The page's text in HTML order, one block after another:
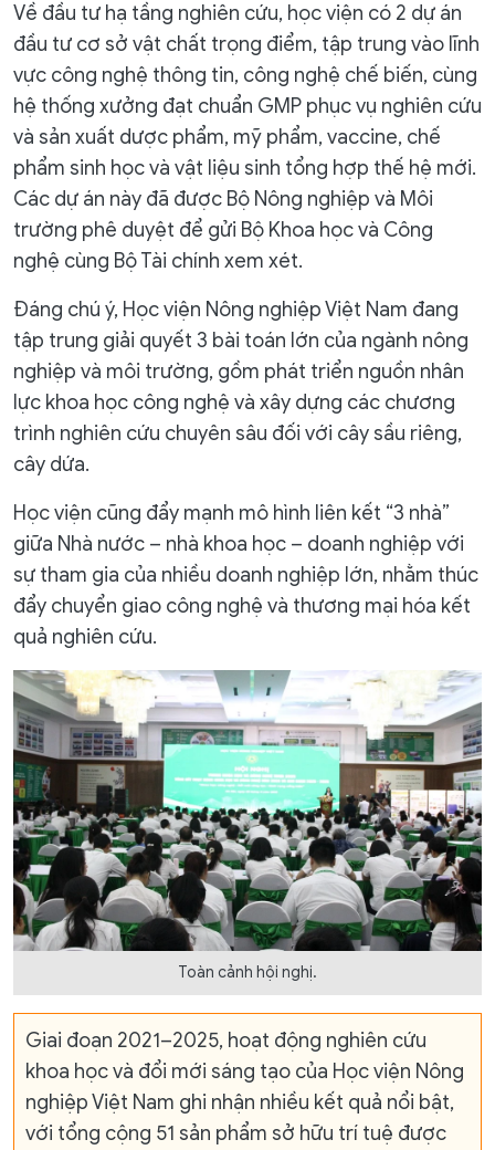
Về đầu tư hạ tầng nghiên cứu, học viện có 2 dự án
đầu tư cơ sở vật chất trọng điểm, tập trung vào lĩnh
vực công nghệ thông tin, công nghệ chế biến, cùng
hệ thống xưởng đạt chuẩn GMP phục vụ nghiên cứu
và sản xuất dược phẩm, mỹ phẩm, vaccine, chế
phẩm sinh học và vật liệu sinh tổng hợp thế hệ mới.
Các dự án này đã được Bộ Nông nghiệp và Môi
trường phê duyệt để gửi Bộ Khoa học và Công
nghệ cùng Bộ Tài chính xem xét.
Đáng chú ý, Học viện Nông nghiệp Việt Nam đang
tập trung giải quyết 3 bài toán lớn của ngành nông
nghiệp và môi trường, gồm phát triển nguồn nhân
lực khoa học công nghệ và xây dựng các chương
trình nghiên cứu chuyên sâu đối với cây sầu riêng,
cây dứa.
Học viện cũng đẩy mạnh mô hình liên kết “3 nhà”
giữa Nhà nước – nhà khoa học – doanh nghiệp với
sự tham gia của nhiều doanh nghiệp lớn, nhằm thúc
đẩy chuyển giao công nghệ và thương mại hóa kết
quả nghiên cứu.
Toàn cảnh hội nghị.
Giai đoạn 2021–2025, hoạt động nghiên cứu
khoa học và đổi mới sáng tạo của Học viện Nông
nghiệp Việt Nam ghi nhận nhiều kết quả nổi bật,
với tổng cộng 51 sản phẩm sở hữu trí tuệ được